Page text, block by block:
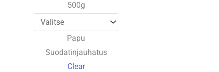
500g
Papu
Suodatinjauhatus
Clear